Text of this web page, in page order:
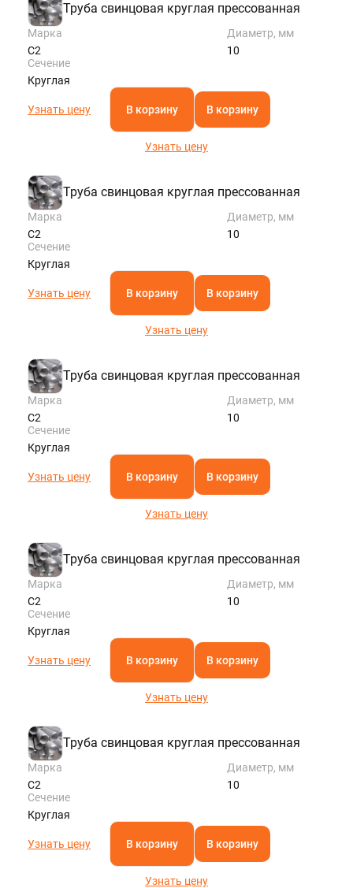
Труба свинцовая круглая прессованная
Марка
С2
Диаметр, мм
10
Сечение
Круглая
Узнать цену В корзину В корзину
Узнать цену
Труба свинцовая круглая прессованная
Марка
С2
Диаметр, мм
10
Сечение
Круглая
Узнать цену В корзину В корзину
Узнать цену
Труба свинцовая круглая прессованная
Марка
С2
Диаметр, мм
10
Сечение
Круглая
Узнать цену В корзину В корзину
Узнать цену
Труба свинцовая круглая прессованная
Марка
С2
Диаметр, мм
10
Сечение
Круглая
Узнать цену В корзину В корзину
Узнать цену
Труба свинцовая круглая прессованная
Марка
С2
Диаметр, мм
10
Сечение
Круглая
Узнать цену В корзину В корзину
Узнать цену